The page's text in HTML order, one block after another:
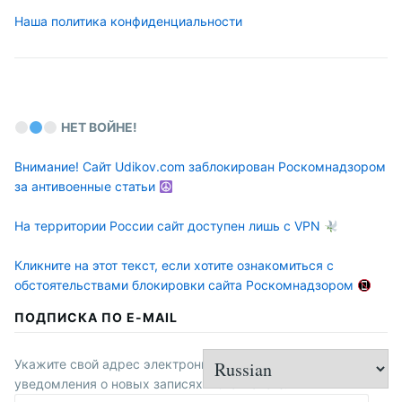
Наша политика конфиденциальности
НЕТ ВОЙНЕ!
Внимание! Сайт Udikov.com заблокирован Роскомнадзором
за антивоенные статьи
На территории России сайт доступен лишь с VPN
Кликните на этот текст, если хотите ознакомиться с
обстоятельствами блокировки сайта Роскомнадзором
ПОДПИСКА ПО E-MAIL
Укажите свой адрес электронной почты, чтобы получать
уведомления о новых записях в этом блоге.